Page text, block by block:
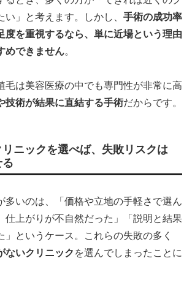
い」と考えます。しかし、 手術の成功率
度を重視するなら、単に近場という理由
めできません。
毛は美容医療の中でも専門性が非常に高
技術が結果に直結する手術だからです。
ニックを選べば、失敗リスクは
多いのは、「価格や立地の手軽さで選ん
仕上がりが不自然だった」「説明と結果
」というケース。これらの失敗の多く
ないクリニック を選んでしまったことに